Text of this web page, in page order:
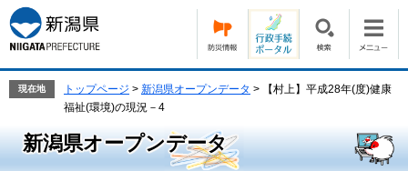
ー
ジ
の
す。
ニ
ュ
ー
現在地 トップページ > 新潟県オープンデータ >
【村上】平成28年(度)健康
福祉(環境)の現況－4
新潟県オープンデータ